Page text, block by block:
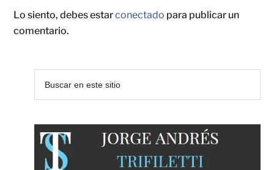
Lo siento, debes estarconectado para publicar un
comentario.